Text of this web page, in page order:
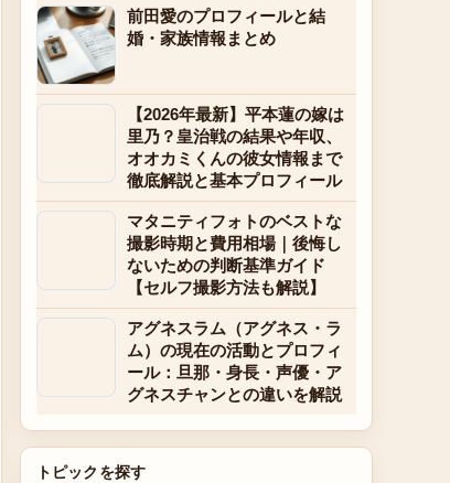
前田愛のプロフィールと結
婚・家族情報まとめ
【2026年最新】平本蓮の嫁は
里乃？皇治戦の結果や年収、
オオカミくんの彼女情報まで
徹底解説と基本プロフィール
マタニティフォトのベストな
撮影時期と費用相場｜後悔し
ないための判断基準ガイド
【セルフ撮影方法も解説】
アグネスラム（アグネス・ラ
ム）の現在の活動とプロフィ
ール：旦那・身長・声優・ア
グネスチャンとの違いを解説
トピックを探す